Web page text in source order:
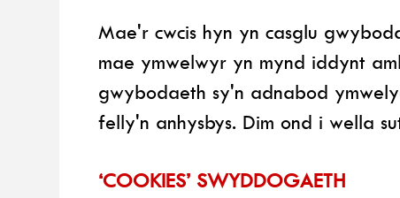
Mae'r cwcis hyn yn casglu
mae ymwelwyr yn mynd iddynt
gwybodaeth sy'n adnabod
felly'n anhysbys. Dim ond i wella
‘COOKIES’ SWYDDOGAETH